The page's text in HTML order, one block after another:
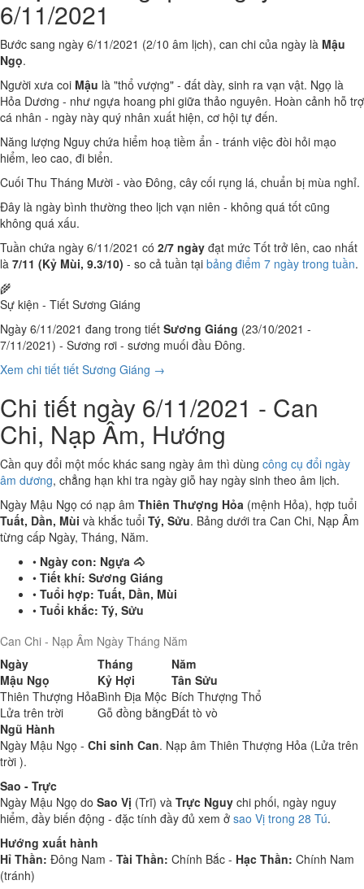
6/11/2021
Bước sang ngày 6/11/2021 (2/10 âm lịch), can chi của ngày là Mậu
Ngọ.
Người xưa coi Mậu là "thổ vượng" - đất dày, sinh ra vạn vật. Ngọ là
Hỏa Dương - như ngựa hoang phi giữa thảo nguyên. Hoàn cảnh hỗ trợ
cá nhân - ngày này quý nhân xuất hiện, cơ hội tự đến.
Năng lượng Nguy chứa hiểm hoạ tiềm ẩn - tránh việc đòi hỏi mạo
hiểm, leo cao, đi biển.
Cuối Thu Tháng Mười - vào Đông, cây cối rụng lá, chuẩn bị mùa nghỉ.
Đây là ngày bình thường theo lịch vạn niên - không quá tốt cũng
không quá xấu.
Tuần chứa ngày 6/11/2021 có 2/7 ngày đạt mức Tốt trở lên, cao nhất
là 7/11 (Kỷ Mùi, 9.3/10) - so cả tuần tại bảng điểm 7 ngày trong tuần.
🌾
Sự kiện - Tiết Sương Giáng
Ngày 6/11/2021 đang trong tiết Sương Giáng (23/10/2021 -
7/11/2021) - Sương rơi - sương muối đầu Đông.
Xem chi tiết tiết Sương Giáng →
Chi tiết ngày 6/11/2021 - Can
Chi, Nạp Âm, Hướng
Cần quy đổi một mốc khác sang ngày âm thì dùng công cụ đổi ngày
âm dương, chẳng hạn khi tra ngày giỗ hay ngày sinh theo âm lịch.
Ngày Mậu Ngọ có nạp âm Thiên Thượng Hỏa (mệnh Hỏa), hợp tuổi
Tuất, Dần, Mùi và khắc tuổi Tý, Sửu. Bảng dưới tra Can Chi, Nạp Âm
từng cấp Ngày, Tháng, Năm.
• Ngày con: Ngựa 🐴
• Tiết khí: Sương Giáng
• Tuổi hợp: Tuất, Dần, Mùi
• Tuổi khắc: Tý, Sửu
Can Chi - Nạp Âm Ngày Tháng Năm
Ngày
Tháng
Năm
Mậu Ngọ
Kỷ Hợi
Tân Sửu
Thiên Thượng HỏaBình Địa Mộc Bích Thượng Thổ
Lửa trên trời
Gỗ đồng bằngĐất tò vò
Ngũ Hành
Ngày Mậu Ngọ - Chi sinh Can. Nạp âm Thiên Thượng Hỏa (Lửa trên
trời ).
Sao - Trực
Ngày Mậu Ngọ do Sao Vị (Trĩ) và Trực Nguy chi phối, ngày nguy
hiểm, đầy biến động - đặc tính đầy đủ xem ở sao Vị trong 28 Tú.
Hướng xuất hành
Hỉ Thần: Đông Nam - Tài Thần: Chính Bắc - Hạc Thần: Chính Nam
(tránh)